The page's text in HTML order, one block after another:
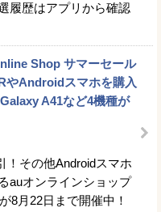
履歴はアプリから確認
Shop サマーセール
やAndroidスマホを購入
A41など4機種が
！その他Androidスマホ
auオンラインショップ
8月22日まで開催中！